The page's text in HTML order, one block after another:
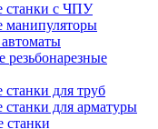
станки с ЧПУ
манипуляторы
резьбонарезные
станки для труб
станки для арматуры
станки